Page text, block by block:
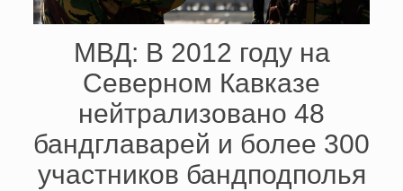
МВД: В 2012 году на
Северном Кавказе
нейтрализовано 48
бандглаварей и более 300
участников бандподполья